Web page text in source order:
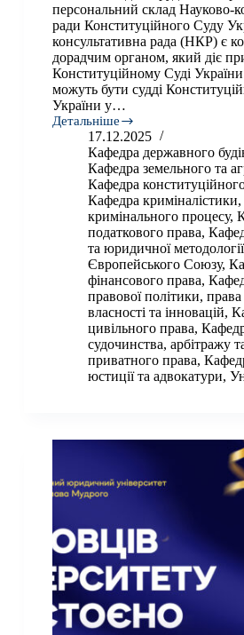
персональний склад Науково-
ради Конституційного Суду
консультативна рада (НКР) є
дорадчим органом, який діє
Конституційному Суді
можуть бути судді
України у…
Детальніше
19
науковців
Університету
увійшли
Науково-
консультативної
Конституційного
України
17.12.2025
Кафедра державного
Кафедра земельного та
Кафедра
Кафедра криміналістики,
кримінального процесу,
податкового права,
та юридичної методології
Європейського Союзу,
фінансового права,
правової політики, права
власності та інновацій,
цивільного права,
судочинства, арбітражу
приватного права,
юстиції та адвокатури,